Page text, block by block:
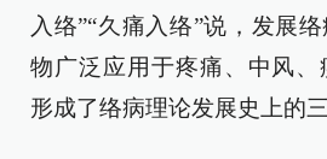
入络”“久痛入络”说，发展
物广泛应用于疼痛、中风、
形成了络病理论发展史上的